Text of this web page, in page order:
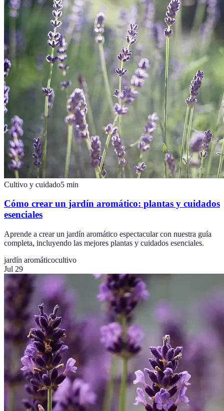
Cultivo y cuidado5 min
Cómo crear un jardín aromático: plantas y cuidados
esenciales
Aprende a crear un jardín aromático espectacular con nuestra guía
completa, incluyendo las mejores plantas y cuidados esenciales.
jardín aromáticocultivo
Jul 29